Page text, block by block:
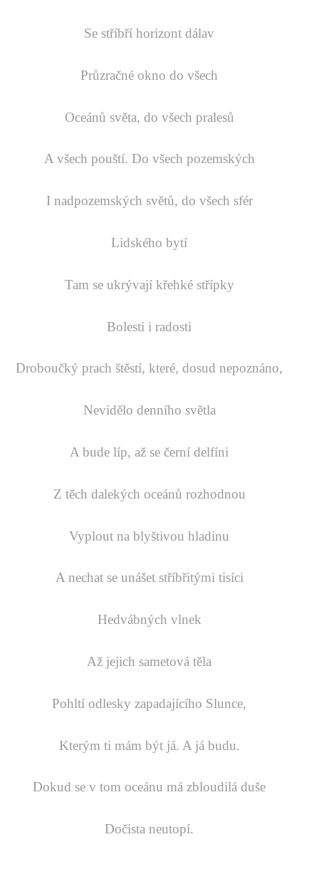
Se stříbří horizont dálav
Průzračné okno do všech
Oceánů světa, do všech pralesů
A všech pouští. Do všech pozemských
I nadpozemských světů, do všech sfér
Lidského bytí
Tam se ukrývají křehké střípky
Bolesti i radosti
Droboučký prach štěstí, které, dosud nepoznáno,
Nevidělo denního světla
A bude líp, až se černí delfíni
Z těch dalekých oceánů rozhodnou
Vyplout na blyštivou hladinu
A nechat se unášet stříbřitými tisíci
Hedvábných vlnek
Až jejich sametová těla
Pohltí odlesky zapadajícího Slunce,
Kterým ti mám být já. A já budu.
Dokud se v tom oceánu má zbloudilá duše
Dočista neutopí.